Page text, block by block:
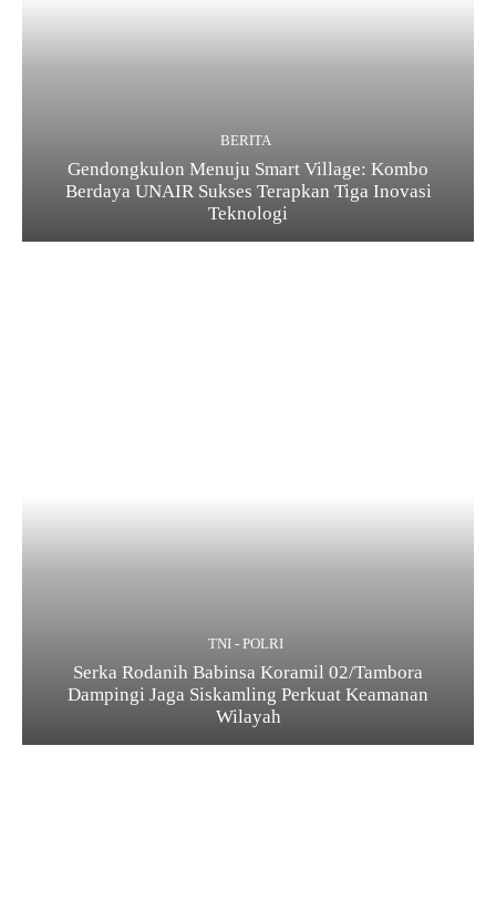
BERITA
Gendongkulon Menuju Smart Village: Kombo
Berdaya UNAIR Sukses Terapkan Tiga Inovasi
Teknologi
TNI - POLRI
Serka Rodanih Babinsa Koramil 02/Tambora
Dampingi Jaga Siskamling Perkuat Keamanan
Wilayah